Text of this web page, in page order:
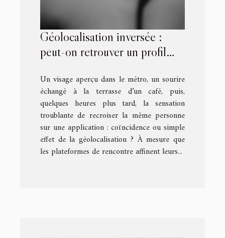
Géolocalisation inversée :
peut-on retrouver un profil
application ?
Un visage aperçu dans le métro, un sourire
échangé à la terrasse d’un café, puis,
quelques heures plus tard, la sensation
troublante de recroiser la même personne
sur une application : coïncidence ou simple
effet de la géolocalisation ? À mesure que
les plateformes de rencontre affinent leurs...